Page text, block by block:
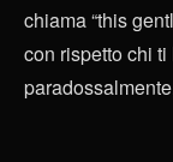
chiama “this
con rispetto chi